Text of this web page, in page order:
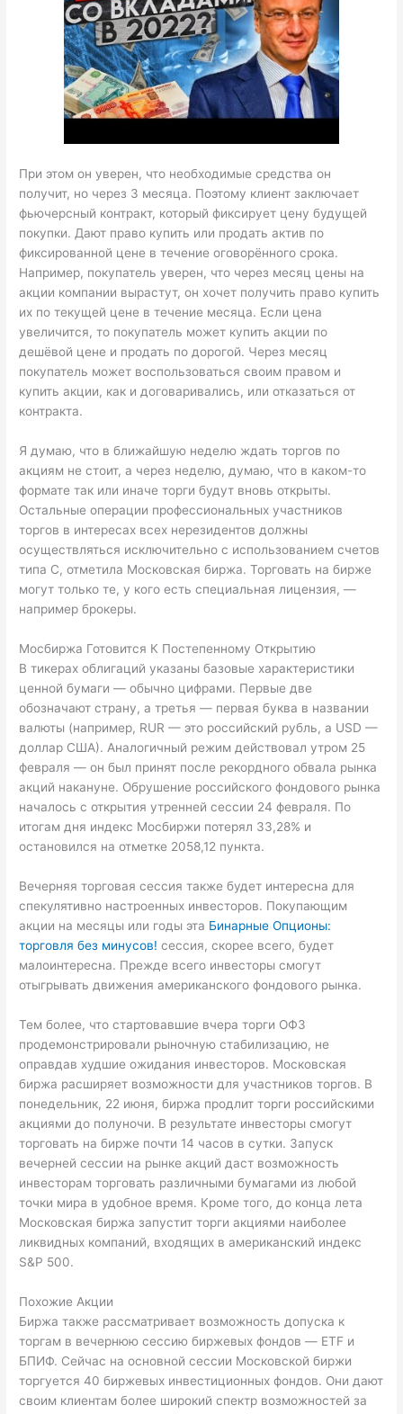
При этом он уверен, что необходимые средства он
получит, но через 3 месяца. Поэтому клиент заключает
фьючерсный контракт, который фиксирует цену будущей
покупки. Дают право купить или продать актив по
фиксированной цене в течение оговорённого срока.
Например, покупатель уверен, что через месяц цены на
акции компании вырастут, он хочет получить право купить
их по текущей цене в течение месяца. Если цена
увеличится, то покупатель может купить акции по
дешёвой цене и продать по дорогой. Через месяц
покупатель может воспользоваться своим правом и
купить акции, как и договаривались, или отказаться от
контракта.
Я думаю, что в ближайшую неделю ждать торгов по
акциям не стоит, а через неделю, думаю, что в каком-то
формате так или иначе торги будут вновь открыты.
Остальные операции профессиональных участников
торгов в интересах всех нерезидентов должны
осуществляться исключительно с использованием счетов
типа С, отметила Московская биржа. Торговать на бирже
могут только те, у кого есть специальная лицензия, —
например брокеры.
Мосбиржа Готовится К Постепенному Открытию
В тикерах облигаций указаны базовые характеристики
ценной бумаги — обычно цифрами. Первые две
обозначают страну, а третья — первая буква в названии
валюты (например, RUR — это российский рубль, а USD —
доллар США). Аналогичный режим действовал утром 25
февраля — он был принят после рекордного обвала рынка
акций накануне. Обрушение российского фондового рынка
началось с открытия утренней сессии 24 февраля. По
итогам дня индекс Мосбиржи потерял 33,28% и
остановился на отметке 2058,12 пункта.
Вечерняя торговая сессия также будет интересна для
спекулятивно настроенных инвесторов. Покупающим
акции на месяцы или годы эта Бинарные Опционы:
торговля без минусов! сессия, скорее всего, будет
малоинтересна. Прежде всего инвесторы смогут
отыгрывать движения американского фондового рынка.
Тем более, что стартовавшие вчера торги ОФЗ
продемонстрировали рыночную стабилизацию, не
оправдав худшие ожидания инвесторов. Московская
биржа расширяет возможности для участников торгов. В
понедельник, 22 июня, биржа продлит торги российскими
акциями до полуночи. В результате инвесторы смогут
торговать на бирже почти 14 часов в сутки. Запуск
вечерней сессии на рынке акций даст возможность
инвесторам торговать различными бумагами из любой
точки мира в удобное время. Кроме того, до конца лета
Московская биржа запустит торги акциями наиболее
ликвидных компаний, входящих в американский индекс
S&P 500.
Похожие Акции
Биржа также рассматривает возможность допуска к
торгам в вечернюю сессию биржевых фондов — ETF и
БПИФ. Сейчас на основной сессии Московской биржи
торгуется 40 биржевых инвестиционных фондов. Они дают
своим клиентам более широкий спектр возможностей за